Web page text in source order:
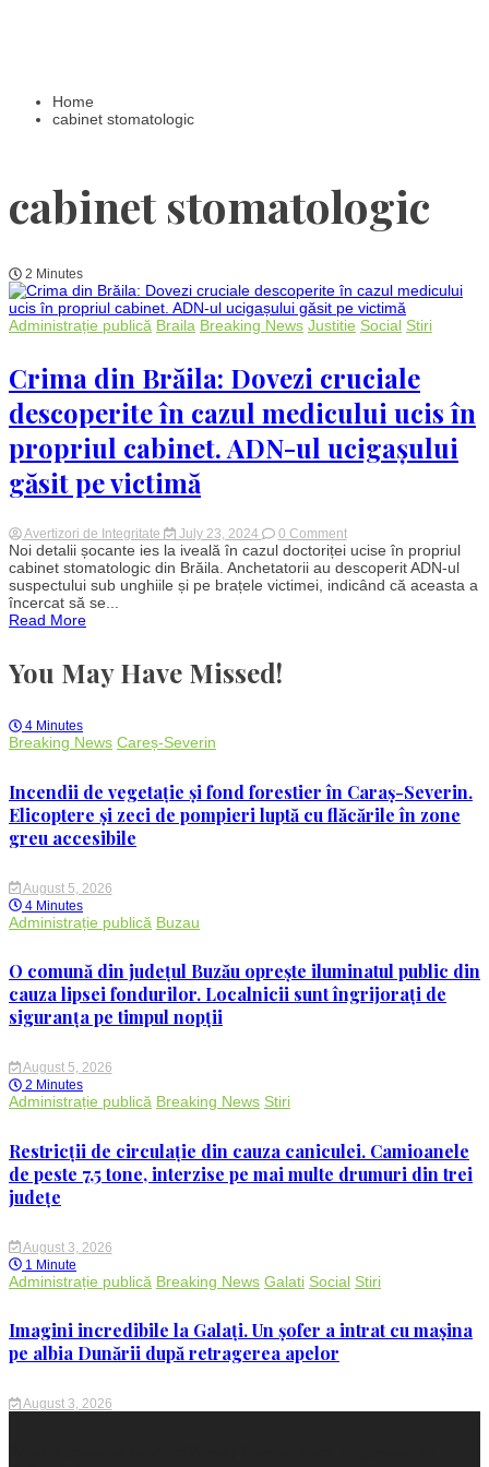
Home
cabinet stomatologic
cabinet stomatologic
2 Minutes
Administrație publică Braila Breaking News Justitie Social Stiri
Crima din Brăila: Dovezi cruciale
descoperite în cazul medicului ucis în
propriul cabinet. ADN-ul ucigașului
găsit pe victimă
Avertizori de Integritate July 23, 2024 0 Commenton
Crima
din
Brăila:
Dovezi
găsit
pe
victimă
Noi detalii șocante ies la iveală în cazul doctoriței ucise în propriul
cabinet stomatologic din Brăila. Anchetatorii au descoperit ADN-ul
suspectului sub unghiile și pe brațele victimei, indicând că aceasta a
încercat să se...
Read More
You May Have Missed!
4 Minutes
Breaking News Careș-Severin
Incendii de vegetație și fond forestier în Caraș-Severin.
Elicoptere și zeci de pompieri luptă cu flăcările în zone
greu accesibile
August 5, 2026
4 Minutes
Administrație publică Buzau
O comună din județul Buzău oprește iluminatul public din
cauza lipsei fondurilor. Localnicii sunt îngrijorați de
siguranța pe timpul nopții
August 5, 2026
2 Minutes
Administrație publică Breaking News Stiri
Restricții de circulație din cauza caniculei. Camioanele
de peste 7,5 tone, interzise pe mai multe drumuri din trei
județe
August 3, 2026
1 Minute
Administrație publică Breaking News Galati Social Stiri
Imagini incredibile la Galați. Un șofer a intrat cu mașina
pe albia Dunării după retragerea apelor
August 3, 2026